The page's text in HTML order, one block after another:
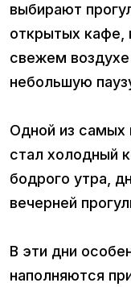
выбирают
открытых кафе,
свежем
небольшую
Одной из самых
стал холодный
бодрого утра,
вечерней
В эти дни
наполняются